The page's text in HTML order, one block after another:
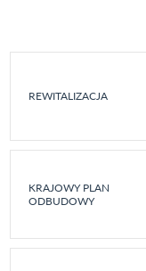
REWITALIZACJA
KRAJOWY PLAN
ODBUDOWY